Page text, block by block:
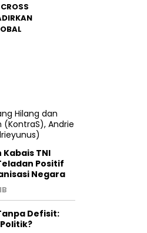
TNI
Positif
Negara
Defisit: